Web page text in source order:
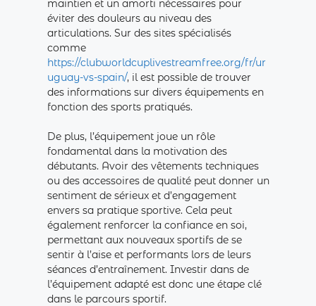
maintien et un amorti nécessaires pour
éviter des douleurs au niveau des
articulations. Sur des sites spécialisés
comme
https://clubworldcuplivestreamfree.org/fr/ur
uguay-vs-spain/, il est possible de trouver
des informations sur divers équipements en
fonction des sports pratiqués.
De plus, l’équipement joue un rôle
fondamental dans la motivation des
débutants. Avoir des vêtements techniques
ou des accessoires de qualité peut donner un
sentiment de sérieux et d’engagement
envers sa pratique sportive. Cela peut
également renforcer la confiance en soi,
permettant aux nouveaux sportifs de se
sentir à l’aise et performants lors de leurs
séances d’entraînement. Investir dans de
l’équipement adapté est donc une étape clé
dans le parcours sportif.